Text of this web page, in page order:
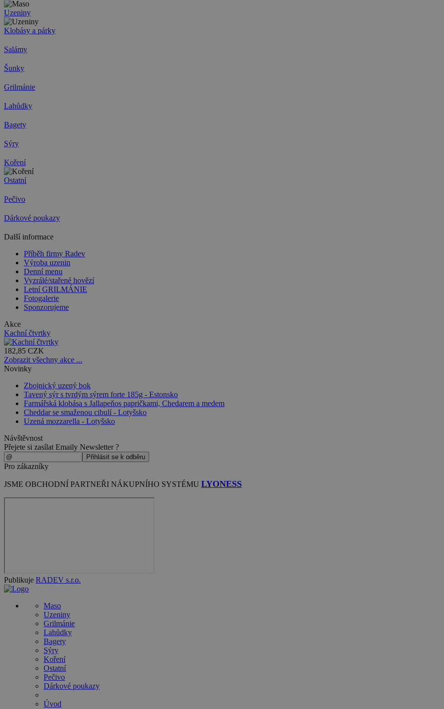
Uzeniny
Klobásy a párky
Salámy
Šunky
Grilmánie
Lahůdky
Bagety
Sýry
Koření
Ostatní
Pečivo
Dárkové poukazy
Další informace
Příběh firmy Radev
Výroba uzenin
Denní menu
Vyzrálé/stařené hovězí
Letní GRILMÁNIE
Fotogalerie
Sponzorujeme
Akce
Kachní čtvrtky
182,85 CZK
Zobrazit všechny akce ...
Novinky
Zbojnický uzený bok
Tavený sýr s tvrdým sýrem forte 185g - Estonsko
Farmářská klobása s Jallapeňos papričkami, Chedarem a medem
Cheddar se smaženou cibulí - Lotyšsko
Uzená mozzarella - Lotyšsko
Návštěvnost
Přejete si zasílat Emaily Newsletter ?
Pro zákazníky
JSME OBCHODNÍ PARTNEŘI NÁKUPNÍHO SYSTÉMU LYONESS
Publikuje RADEV s.r.o.
Maso
Uzeniny
Grilmánie
Lahůdky
Bagety
Sýry
Koření
Ostatní
Pečivo
Dárkové poukazy
Úvod